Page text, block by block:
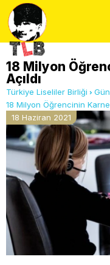
18 Milyon
Açıldı
Türkiye Liseliler Birliği
18 Milyon Öğrencinin
18 Haziran 2021